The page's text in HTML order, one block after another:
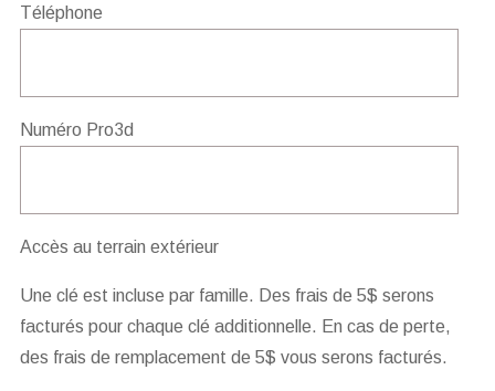
Téléphone
Numéro Pro3d
Accès au terrain extérieur
Une clé est incluse par famille. Des frais de 5$ serons
facturés pour chaque clé additionnelle. En cas de perte,
des frais de remplacement de 5$ vous serons facturés.